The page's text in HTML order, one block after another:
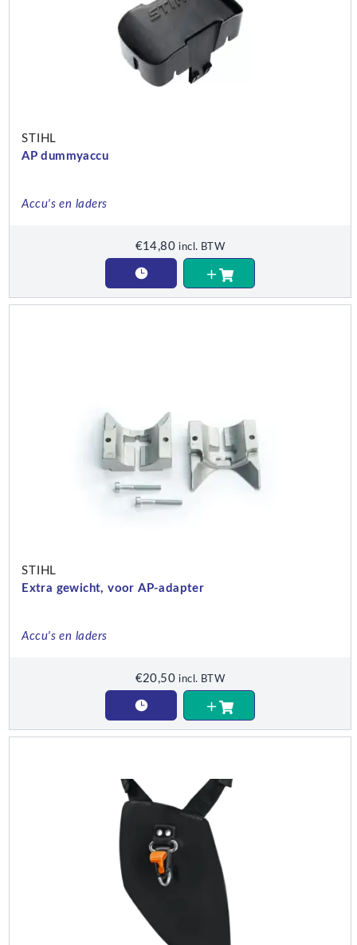
STIHL
AP dummyaccu
Accu's en laders
€14,80 incl. BTW
STIHL
Extra gewicht, voor AP-adapter
Accu's en laders
€20,50 incl. BTW